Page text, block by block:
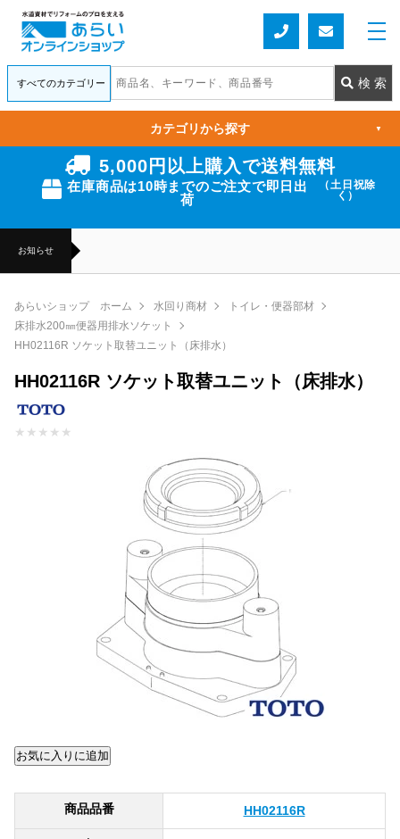
5,000円以上購入で送料無料
在庫商品は10時までのご注文で即日出
荷
（土日祝除
く）
お知らせ
カテゴリから探す ▼
あらいショップ ホーム 水回り商材
トイレ・便器部材
床排水200㎜便器用排水ソケット
HH02116R ソケット取替ユニット（床排水）
HH02116R ソケット取替ユニット（床排水）
★ ★ ★ ★ ★
商品品番 HH02116R